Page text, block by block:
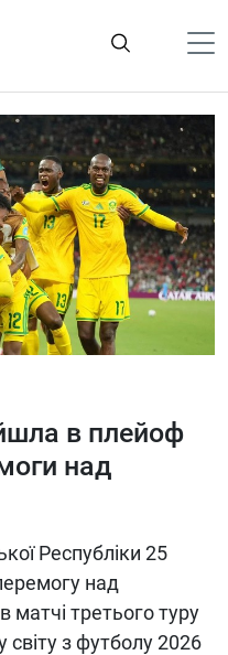
в плейоф
над
Республіки 25
над
матчі третього туру
світу з футболу 2026